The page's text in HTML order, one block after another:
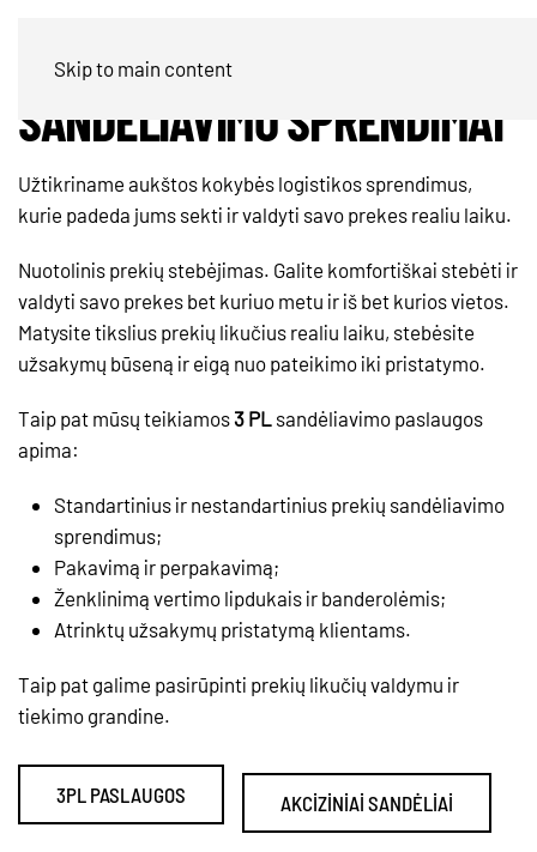
Skip to main content
INDIVIDUALŪS
SANDĖLIAVIMO SPRENDIMAI
Užtikriname aukštos kokybės logistikos sprendimus,
kurie padeda jums sekti ir valdyti savo prekes realiu laiku.
Nuotolinis prekių stebėjimas. Galite komfortiškai stebėti ir
valdyti savo prekes bet kuriuo metu ir iš bet kurios vietos.
Matysite tikslius prekių likučius realiu laiku, stebėsite
užsakymų būseną ir eigą nuo pateikimo iki pristatymo.
Taip pat mūsų teikiamos3 PL sandėliavimo paslaugos
apima:
Standartinius ir nestandartinius prekių sandėliavimo
sprendimus;
Pakavimą ir perpakavimą;
Ženklinimą vertimo lipdukais ir banderolėmis;
Atrinktų užsakymų pristatymą klientams.
Taip pat galime pasirūpinti prekių likučių valdymu ir
tiekimo grandine.
3PL PASLAUGOS AKCIZINIAI SANDĖLIAI